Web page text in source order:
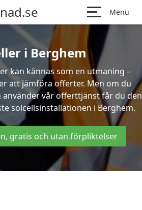
Menu
i Berghem
kan kännas som en utmaning –
att jämföra offerter. Men om du
vår offerttjänst får du den
solcellsinstallationen i Berghem.
gratis och utan förpliktelser